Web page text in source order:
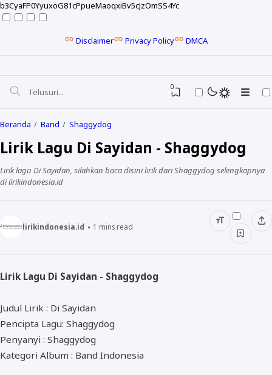
b3CyaFP0YyuxoG81cPpueMaoqxiBv5cJzOmSS4Yc
Disclaimer Privacy Policy DMCA
NELA KARISMA
ALMANAR
NISA SABYAN
0
Beranda Band Shaggydog
Lirik Lagu Di Sayidan - Shaggydog
Lirik lagu Di Sayidan, silahkan baca disini lirik dari Shaggydog selengkapnya
di lirikindonesia.id
lirikindonesia.id 1 mins read
Lirik Lagu Di Sayidan - Shaggydog
Judul Lirik : Di Sayidan
Pencipta Lagu: Shaggydog
Penyanyi : Shaggydog
Kategori Album : Band Indonesia